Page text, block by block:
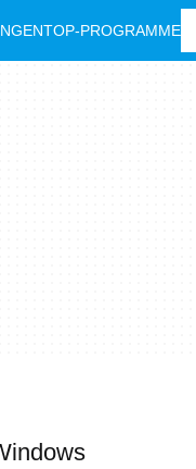
TOP-PROGRAMME